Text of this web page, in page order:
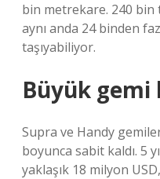
bin metrekare. 240 bin
aynı anda 24 binden
taşıyabiliyor.
Büyük gemi
Supra ve Handy
boyunca sabit kaldı. 5
yaklaşık 18 milyon